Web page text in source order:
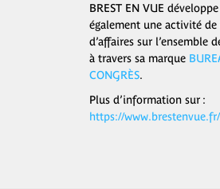
BREST EN VUE développe
également une activité
d’affaires sur l’ensemble
à travers sa marque
CONGRÈS.
Plus d’information sur :
https://www.brestenvue.fr/